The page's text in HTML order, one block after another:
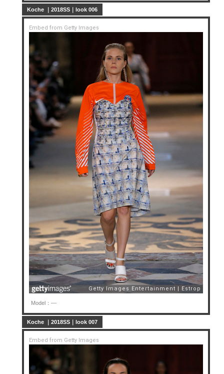
Koche ｜2018SS｜look 006
Embed from Getty Images
Model：—
Koche ｜2018SS｜look 007
Embed from Getty Images